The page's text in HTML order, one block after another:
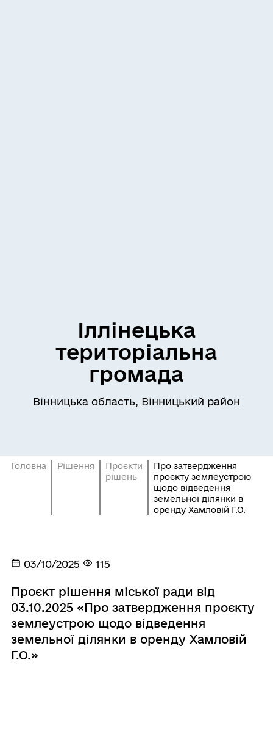
Іллінецька
територіальна
громада
Вінницька область, Вінницький район
Головна Рішення
Проєкти
рішень
Про затвердження
проєкту землеустрою
щодо відведення
земельної ділянки в
оренду Хамловій Г.О.
03/10/2025 115
Проєкт рішення міської ради від
03.10.2025 «Про затвердження проєкту
землеустрою щодо відведення
земельної ділянки в оренду Хамловій
Г.О.»